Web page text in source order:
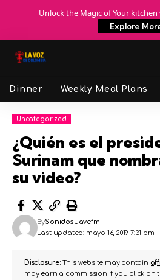
Unlock the Magic of Your
Explore
Dinner Weekly Meal Plans
Uncategorized
¿Quién es el
Surinam que
su video?
Last updated: mayo 16, 2019 7:31 pm
BySonidosuavefm
Disclosure:This website may contain
may earn a commission if you click on